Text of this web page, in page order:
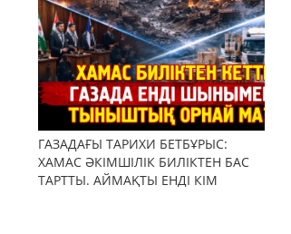
ГАЗАДАҒЫ ТАРИХИ БЕТБҰРЫС:
ХАМАС ӘКІМШІЛІК БИЛІКТЕН БАС
ТАРТТЫ. АЙМАҚТЫ ЕНДІ КІМ